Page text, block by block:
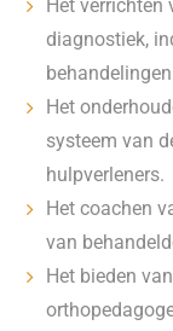
Het verrichten
diagnostiek,
Het
systeem van
hulpverleners.
Het coachen
van
Het bieden